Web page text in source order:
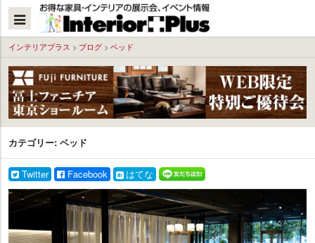
へ
インテリアプラス > ブログ > ベッド
カテゴリー: ベッド
Twitter Facebook はてな